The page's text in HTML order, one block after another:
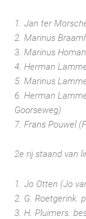
1. Jan ter
2. Marinus
3. Marinus
4. Herman
5. Marinus
6. Herman
Goorseweg)
7. Frans Pouwel
2e rij staand van
1. Jo Otten (Jo
2. G. Roetgerink.
3. H. Pluimers.